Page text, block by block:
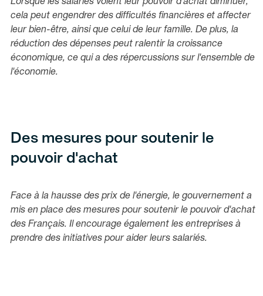
Lorsque les salariés voient leur pouvoir d'achat diminuer,
cela peut engendrer des difficultés financières et affecter
leur bien-être, ainsi que celui de leur famille. De plus, la
réduction des dépenses peut ralentir la croissance
économique, ce qui a des répercussions sur l'ensemble de
l'économie.
Des mesures pour soutenir le
pouvoir d'achat
Face à la hausse des prix de l'énergie, le gouvernement a
mis en place des mesures pour soutenir le pouvoir d'achat
des Français. Il encourage également les entreprises à
prendre des initiatives pour aider leurs salariés.